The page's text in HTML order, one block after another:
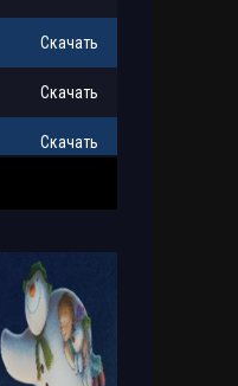
Скачать
Скачать
Скачать
Скачать
Скачать